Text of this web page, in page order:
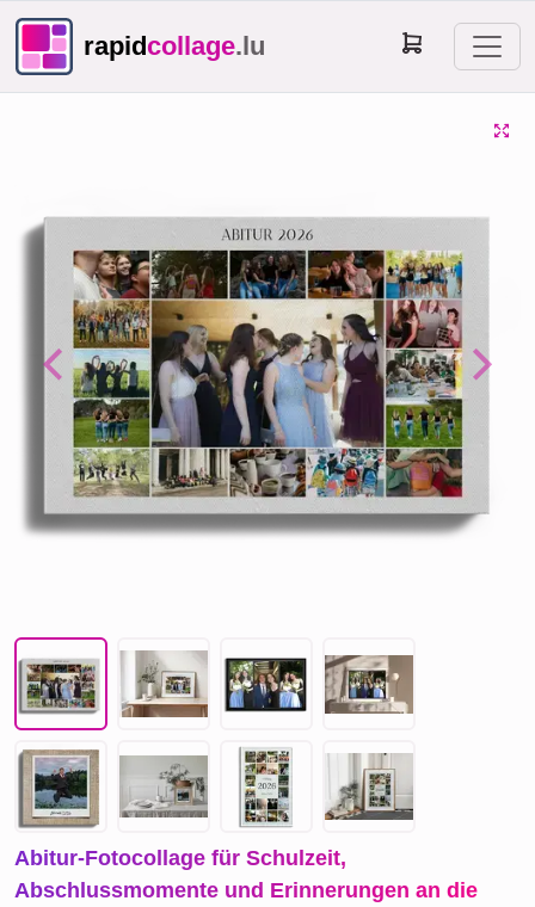
rapidcollage.lu
Previous Next
Abitur-Fotocollage für Schulzeit,
Abschlussmomente und Erinnerungen an die